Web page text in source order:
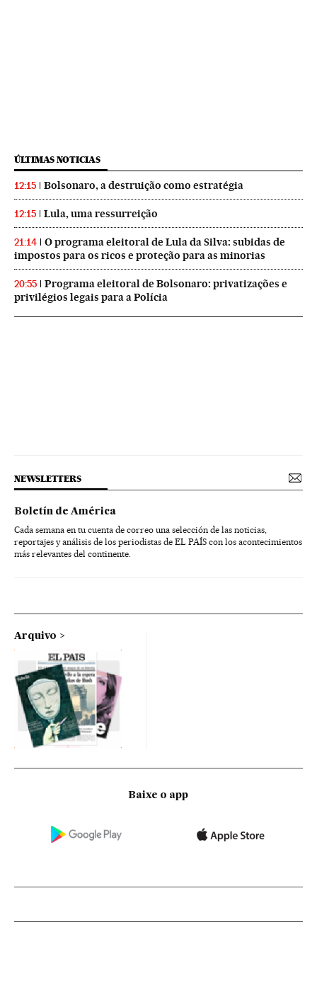
ÚLTIMAS NOTICIAS
12:15 Bolsonaro, a destruição como estratégia
12:15 Lula, uma ressurreição
21:14
O programa eleitoral de Lula da Silva: subidas de
impostos para os ricos e proteção para as minorias
20:55
Programa eleitoral de Bolsonaro: privatizações e
privilégios legais para a Polícia
NEWSLETTERS
Boletín de América
Cada semana en tu cuenta de correo una selección de las noticias,
reportajes y análisis de los periodistas de EL PAÍS con los acontecimientos
más relevantes del continente.
Arquivo
Baixe o app